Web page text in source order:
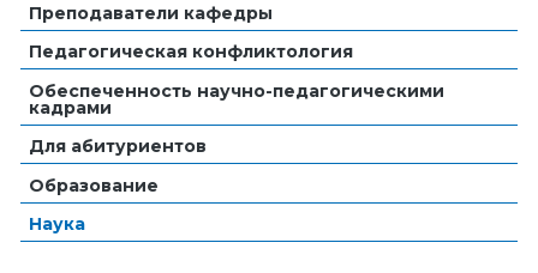
Преподаватели кафедры
Педагогическая конфликтология
Обеспеченность научно-педагогическими
кадрами
Для абитуриентов
Образование
Наука